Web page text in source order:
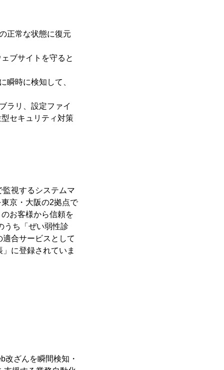
正常な状態に復元
ブサイトを守ると
瞬時に検知して、
ラリ、設定ファイ
セキュリティ対策
視するシステムマ
京・大阪の2拠点で
お客様から信頼を
うち「ぜい弱性診
合サービスとして
に登録されていま
改ざんを瞬間検知・